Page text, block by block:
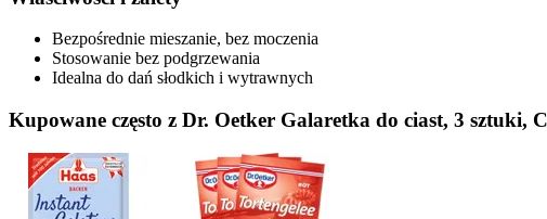
Bezpośrednie mieszanie, bez moczenia
Stosowanie bez podgrzewania
Idealna do dań słodkich i wytrawnych
Kupowane często z Dr. Oetker Galaretka do ciast, 3 sztuki,